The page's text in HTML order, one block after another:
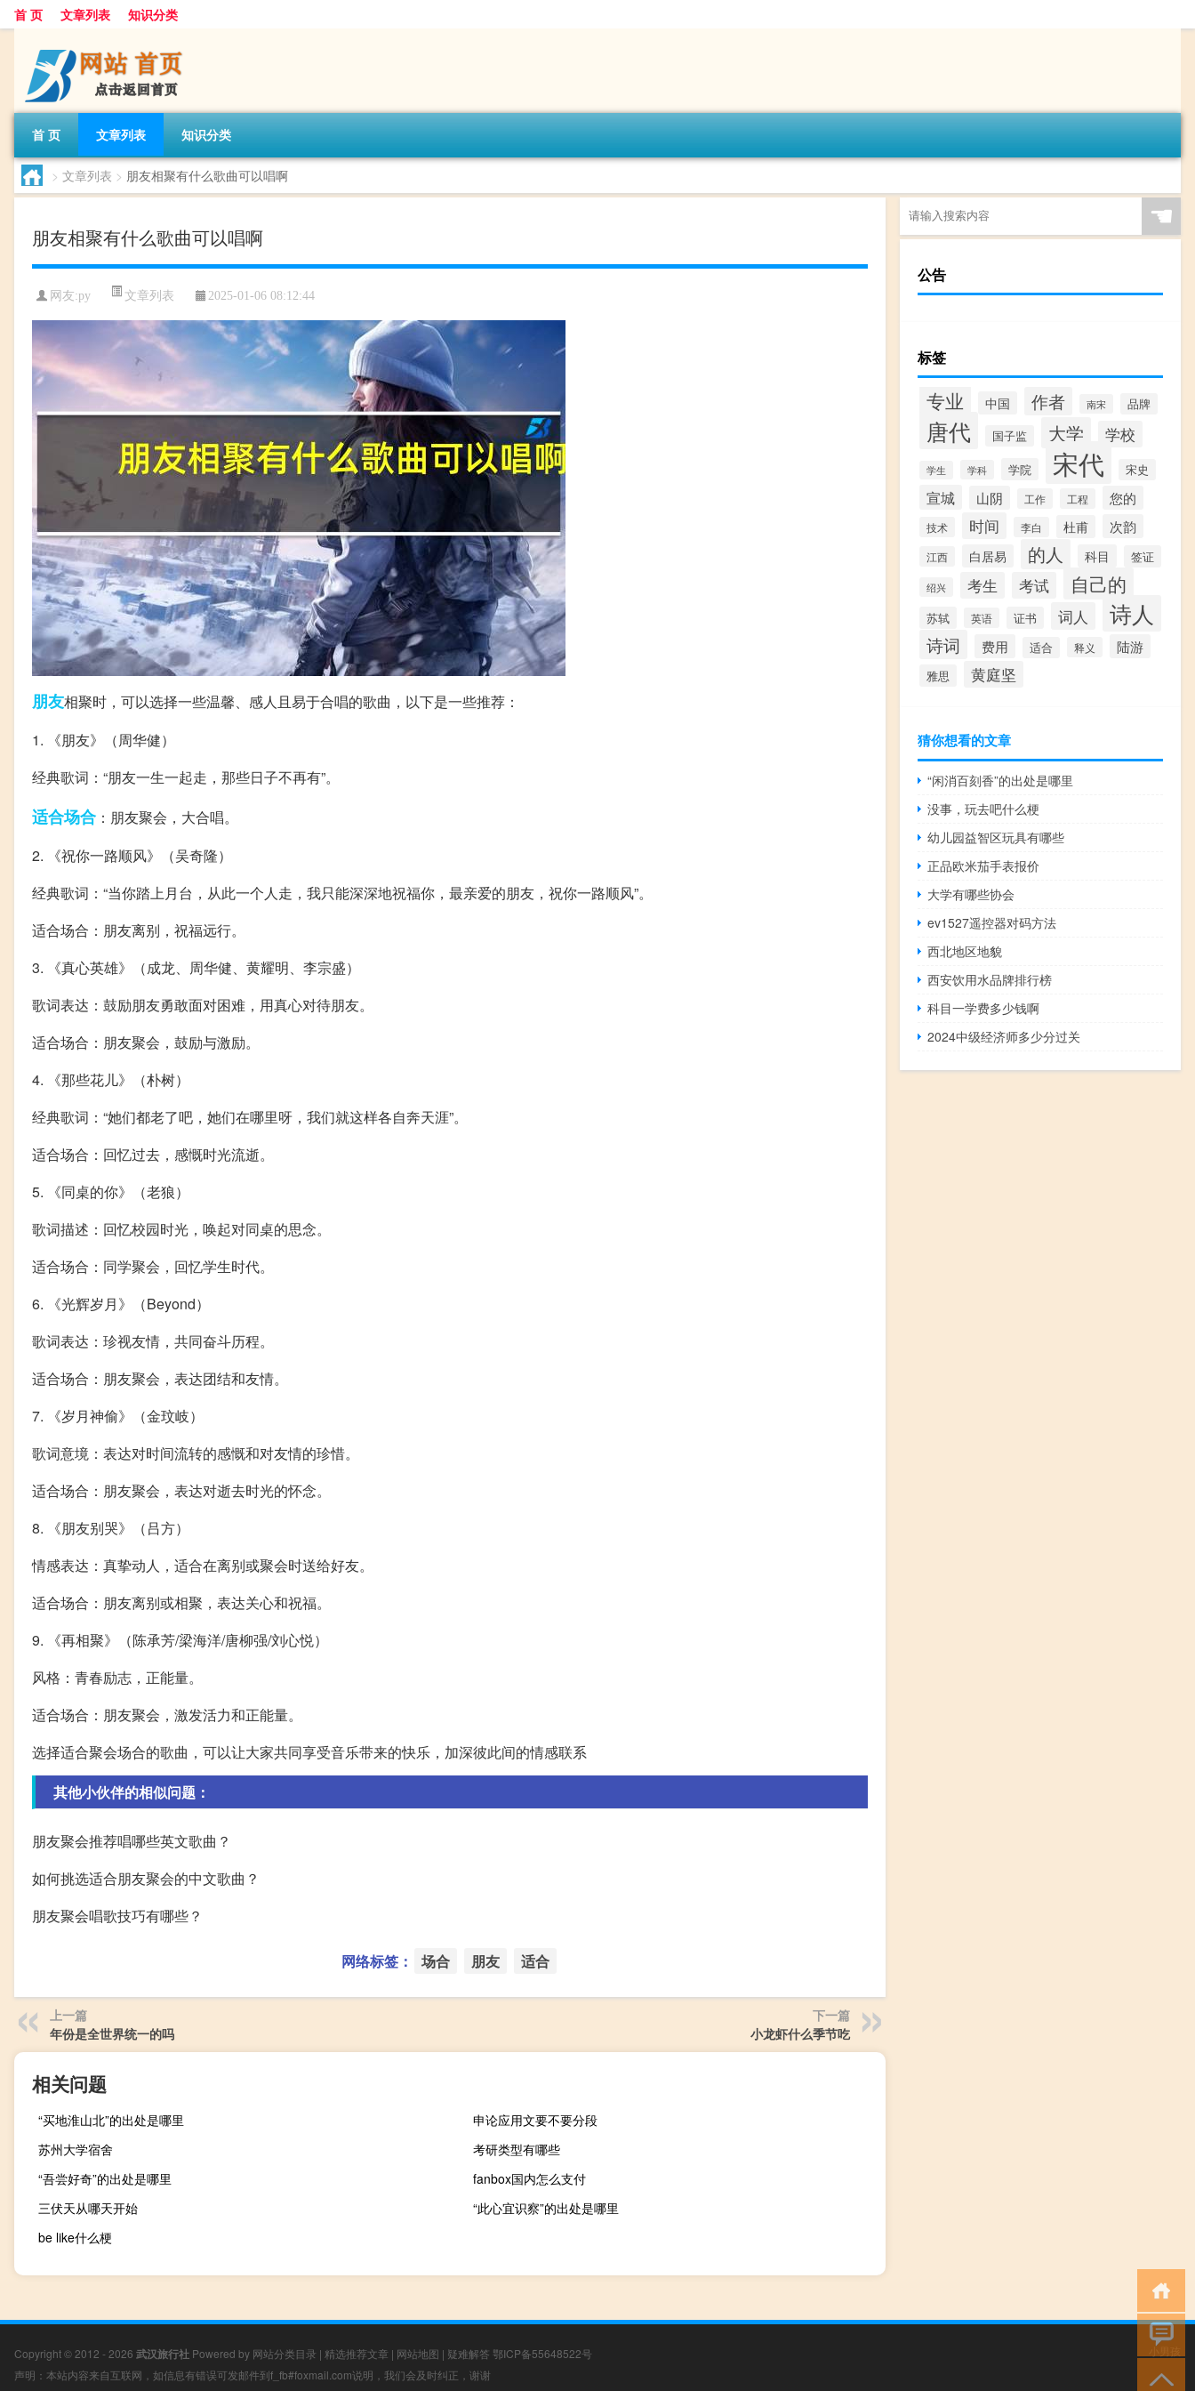
首 页 文章列表 知识分类
首 页 文章列表 知识分类
> 文章列表 > 朋友相聚有什么歌曲可以唱啊
朋友相聚有什么歌曲可以唱啊
网友:py 文章列表 2025-01-06 08:12:44
朋友相聚时，可以选择一些温馨、感人且易于合唱的歌曲，以下是一些推荐：
1. 《朋友》（周华健）
经典歌词：“朋友一生一起走，那些日子不再有”。
适合场合 ：朋友聚会，大合唱。
2. 《祝你一路顺风》（吴奇隆）
经典歌词：“当你踏上月台，从此一个人走，我只能深深地祝福你，最亲爱的朋友，祝你一路顺风”。
适合场合：朋友离别，祝福远行。
3. 《真心英雄》（成龙、周华健、黄耀明、李宗盛）
歌词表达：鼓励朋友勇敢面对困难，用真心对待朋友。
适合场合：朋友聚会，鼓励与激励。
4. 《那些花儿》（朴树）
经典歌词：“她们都老了吧，她们在哪里呀，我们就这样各自奔天涯”。
适合场合：回忆过去，感慨时光流逝。
5. 《同桌的你》（老狼）
歌词描述：回忆校园时光，唤起对同桌的思念。
适合场合：同学聚会，回忆学生时代。
6. 《光辉岁月》（Beyond）
歌词表达：珍视友情，共同奋斗历程。
适合场合：朋友聚会，表达团结和友情。
7. 《岁月神偷》（金玟岐）
歌词意境：表达对时间流转的感慨和对友情的珍惜。
适合场合：朋友聚会，表达对逝去时光的怀念。
8. 《朋友别哭》（吕方）
情感表达：真挚动人，适合在离别或聚会时送给好友。
适合场合：朋友离别或相聚，表达关心和祝福。
9. 《再相聚》（陈承芳/梁海洋/唐柳强/刘心悦）
风格：青春励志，正能量。
适合场合：朋友聚会，激发活力和正能量。
选择适合聚会场合的歌曲，可以让大家共同享受音乐带来的快乐，加深彼此间的情感联系
其他小伙伴的相似问题：
朋友聚会推荐唱哪些英文歌曲？
如何挑选适合朋友聚会的中文歌曲？
朋友聚会唱歌技巧有哪些？
网络标签： 场合 朋友 适合
上一篇
年份是全世界统一的吗
下一篇
小龙虾什么季节吃
相关问题
“买地淮山北”的出处是哪里
申论应用文要不要分段
苏州大学宿舍
考研类型有哪些
“吾尝好奇”的出处是哪里
fanbox国内怎么支付
三伏天从哪天开始
“此心宜识察”的出处是哪里
be like什么梗
☚
公告
标签
专业 中国 作者 南宋 品牌
唐代 国子监 大学 学校
学生 学科 学院 宋代 宋史
宣城 山阴 工作 工程 您的
技术 时间 李白 杜甫 次韵
江西 白居易 的人 科目 签证
绍兴 考生 考试 自己的
苏轼 英语 证书 词人 诗人
诗词 费用 适合 释义 陆游
雅思 黄庭坚
猜你想看的文章
“闲消百刻香”的出处是哪里
没事，玩去吧什么梗
幼儿园益智区玩具有哪些
正品欧米茄手表报价
大学有哪些协会
ev1527遥控器对码方法
西北地区地貌
西安饮用水品牌排行榜
科目一学费多少钱啊
2024中级经济师多少分过关
Copyright © 2012 - 2026 武汉旅行社 Powered by 网站分类目录 | 精选推荐文章 | 网站地图 | 疑难解答 鄂ICP备55648522号
声明：本站内容来自互联网，如信息有错误可发邮件到f_fb#foxmail.com说明，我们会及时纠正，谢谢
小男孩